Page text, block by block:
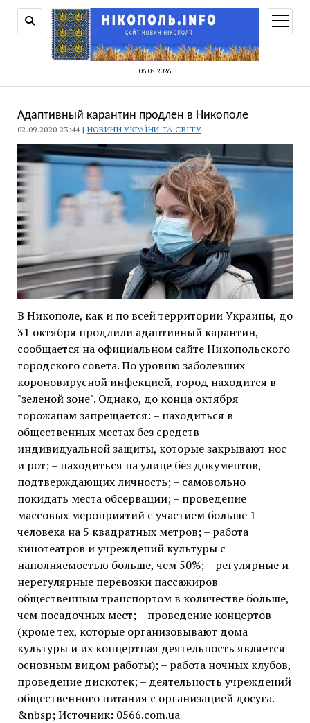
06.08.2026
меню
Адаптивный карантин продлен в Никополе
02.09.2020 23:44 | НОВИНИ УКРАЇНИ ТА СВІТУ
В Никополе, как и по всей территории Украины, до
31 октября продлили адаптивный карантин,
сообщается на официальном сайте Никопольского
городского совета. По уровню заболевших
короновирусной инфекцией, город находится в
"зеленой зоне". Однако, до конца октября
горожанам запрещается: – находиться в
общественных местах без средств
индивидуальной защиты, которые закрывают нос
и рот; – находиться на улице без документов,
подтверждающих личность; – самовольно
покидать места обсервации; – проведение
массовых мероприятий с участием больше 1
человека на 5 квадратных метров; – работа
кинотеатров и учреждений культуры с
наполняемостью больше, чем 50%; – регулярные и
нерегулярные перевозки пассажиров
общественным транспортом в количестве больше,
чем посадочных мест; – проведение концертов
(кроме тех, которые организовывают дома
культуры и их концертная деятельность является
основным видом работы); – работа ночных клубов,
проведение дискотек; – деятельность учреждений
общественного питания с организацией досуга.
&nbsp; Источник: 0566.com.ua